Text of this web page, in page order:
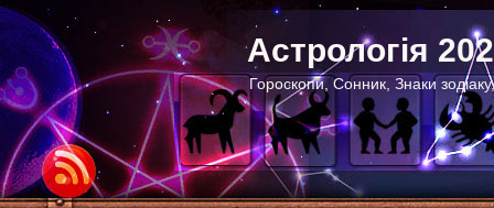
Астрологія
Гороскопи, Сонник, Знаки